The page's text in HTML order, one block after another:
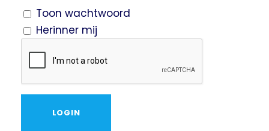
Toon wachtwoord
Herinner mij